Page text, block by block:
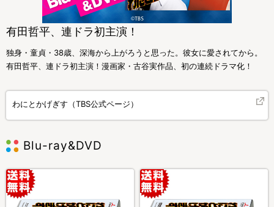
有田哲平、連ドラ初主演！
独身・童貞・38歳、深海から上がろうと思った。彼女に愛されてから。
有田哲平、連ドラ初主演！漫画家・古谷実作品、初の連続ドラマ化！
わにとかげぎす（TBS公式ページ）
Blu-ray&DVD